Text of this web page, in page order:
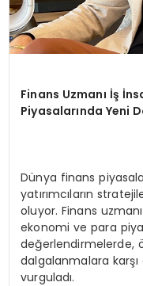
Finans Uzmanı İş
Piyasalarında Yeni
Dünya finans
yatırımcıların
oluyor. Finans
ekonomi ve para
değerlendirmelerde,
dalgalanmalara
vurguladı.